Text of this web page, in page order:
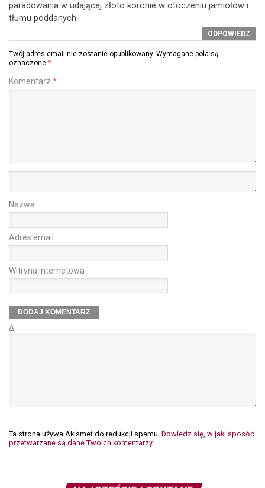
paradowania w udającej złoto koronie w otoczeniu jamiołów i
tłumu poddanych.
ODPOWIEDZ
Twój adres email nie zostanie opublikowany. Wymagane pola są
oznaczone *
Komentarz *
Nazwa
Adres email
Witryna internetowa
Δ
Ta strona używa Akismet do redukcji spamu. Dowiedz się, w jaki sposób
przetwarzane są dane Twoich komentarzy.